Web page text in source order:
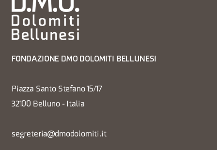
FONDAZIONE DMO DOLOMITI BELLUNESI
Piazza Santo Stefano 15/17
32100 Belluno - Italia
segreteria@dmodolomiti.it